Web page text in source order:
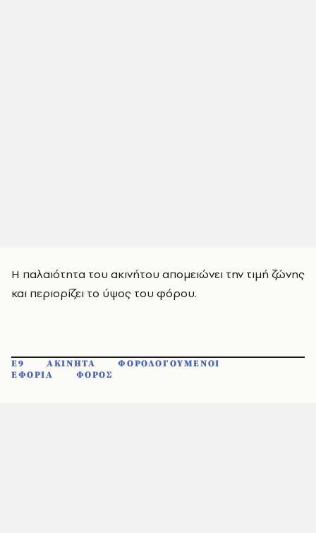
Η παλαιότητα του ακινήτου απομειώνει την τιμή ζώνης
και περιορίζει το ύψος του φόρου.
Ε9 ΑΚΙΝΗΤΑ
ΦΟΡΟΛΟΓΟΥΜΕΝΟΙ
ΕΦΟΡΙΑ
ΦΟΡΟΣ